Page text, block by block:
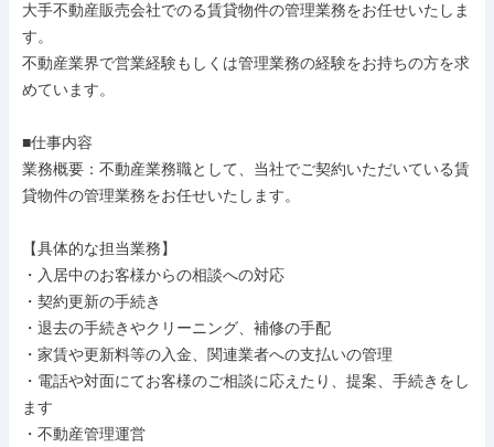
大手不動産販売会社でのる賃貸物件の管理業務をお任せいたしま
す。
不動産業界で営業経験もしくは管理業務の経験をお持ちの方を求
めています。
■仕事内容
業務概要：不動産業務職として、当社でご契約いただいている賃
貸物件の管理業務をお任せいたします。
【具体的な担当業務】
・入居中のお客様からの相談への対応
・契約更新の手続き
・退去の手続きやクリーニング、補修の手配
・家賃や更新料等の入金、関連業者への支払いの管理
・電話や対面にてお客様のご相談に応えたり、提案、手続きをし
ます
・不動産管理運営